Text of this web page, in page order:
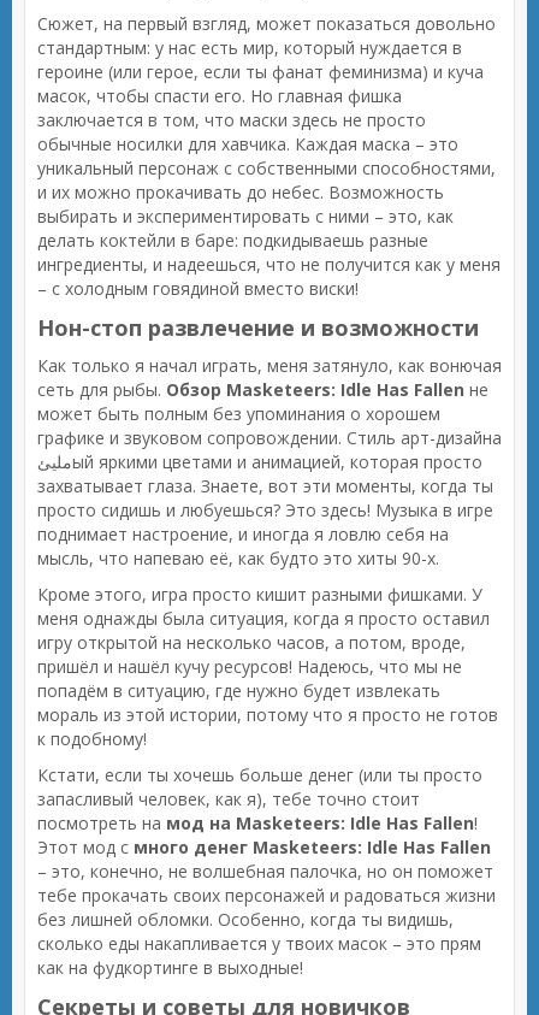
Сюжет, на первый взгляд, может показаться довольно
стандартным: у нас есть мир, который нуждается в
героине (или герое, если ты фанат феминизма) и куча
масок, чтобы спасти его. Но главная фишка
заключается в том, что маски здесь не просто
обычные носилки для хавчика. Каждая маска – это
уникальный персонаж с собственными способностями,
и их можно прокачивать до небес. Возможность
выбирать и экспериментировать с ними – это, как
делать коктейли в баре: подкидываешь разные
ингредиенты, и надеешься, что не получится как у меня
– с холодным говядиной вместо виски!
Нон-стоп развлечение и возможности
Как только я начал играть, меня затянуло, как вонючая
сеть для рыбы. Обзор Masketeers: Idle Has Fallen не
может быть полным без упоминания о хорошем
графике и звуковом сопровождении. Стиль арт-дизайна
مليئый яркими цветами и анимацией, которая просто
захватывает глаза. Знаете, вот эти моменты, когда ты
просто сидишь и любуешься? Это здесь! Музыка в игре
поднимает настроение, и иногда я ловлю себя на
мысль, что напеваю её, как будто это хиты 90-х.
Кроме этого, игра просто кишит разными фишками. У
меня однажды была ситуация, когда я просто оставил
игру открытой на несколько часов, а потом, вроде,
пришёл и нашёл кучу ресурсов! Надеюсь, что мы не
попадём в ситуацию, где нужно будет извлекать
мораль из этой истории, потому что я просто не готов
к подобному!
Кстати, если ты хочешь больше денег (или ты просто
запасливый человек, как я), тебе точно стоит
посмотреть на мод на Masketeers: Idle Has Fallen!
Этот мод с много денег Masketeers: Idle Has Fallen
– это, конечно, не волшебная палочка, но он поможет
тебе прокачать своих персонажей и радоваться жизни
без лишней обломки. Особенно, когда ты видишь,
сколько еды накапливается у твоих масок – это прям
как на фудкортинге в выходные!
Секреты и советы для новичков